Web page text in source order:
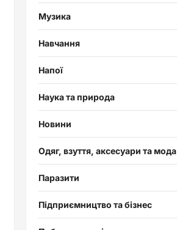
Музика
Навчання
Напої
Наука та природа
Новини
Одяг, взуття, аксесуари та мода
Паразити
Підприємництво та бізнес